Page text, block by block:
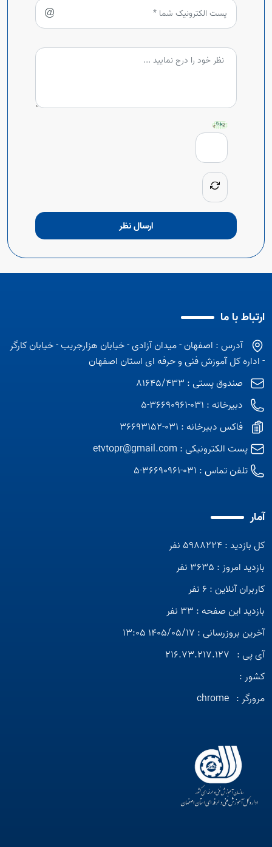
ارسال نظر
ارتباط با ما
آدرس : اصفهان - میدان آزادی - خیابان هزارجریب - خیابان کارگر
- اداره کل آموزش فنی و حرفه ای استان اصفهان
صندوق پستی : 81645/433
دبیرخانه : 031-36690961-5
فاکس دبیرخانه : 031-36693152
پست الکترونیکی : etvtopr@gmail.com
تلفن تماس : 031-36690961-5
آمار
کل بازدید : 5988224 نفر
بازدید امروز : 3635 نفر
کاربران آنلاین : 6 نفر
بازدید این صفحه : 33 نفر
آخرین بروزرسانی : 1405/05/17 13:05
آی پی : 216.73.217.127
کشور :
مرورگر : chrome